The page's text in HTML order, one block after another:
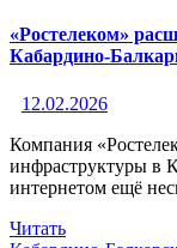
«Ростелеком»
12.02.2026
Компания
инфраструктуры в
интернетом ещё
Читать